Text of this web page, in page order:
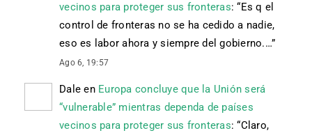
vecinos para proteger sus fronteras: “Es q el
control de fronteras no se ha cedido a nadie,
eso es labor ahora y siempre del gobierno.…”
Ago 6, 19:57
Dale en Europa concluye que la Unión será
“vulnerable” mientras dependa de países
vecinos para proteger sus fronteras: “Claro,